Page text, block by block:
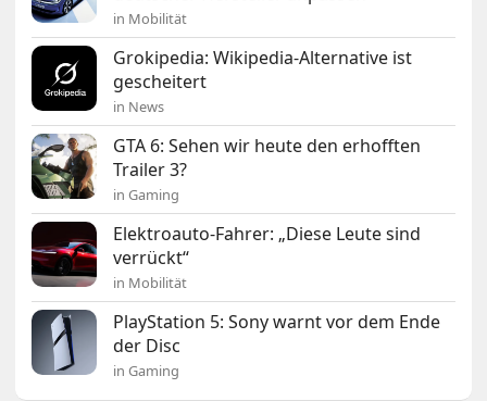
in Mobilität
Grokipedia: Wikipedia-Alternative ist
gescheitert
in News
GTA 6: Sehen wir heute den erhofften
Trailer 3?
in Gaming
Elektroauto-Fahrer: „Diese Leute sind
verrückt“
in Mobilität
PlayStation 5: Sony warnt vor dem Ende
der Disc
in Gaming